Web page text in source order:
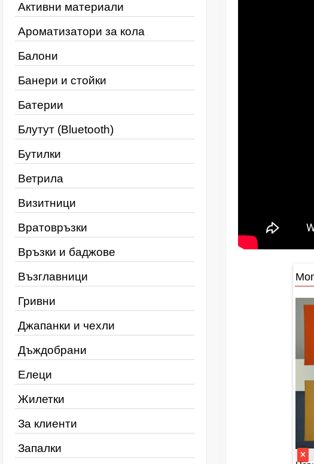
Активни материали
Ароматизатори за кола
Балони
Банери и стойки
Батерии
Блутут (Bluetooth)
Бутилки
Ветрила
Визитници
Вратовръзки
Връзки и баджове
Възглавници
Гривни
Джапанки и чехли
Дъждобрани
Елеци
Жилетки
За клиенти
Запалки